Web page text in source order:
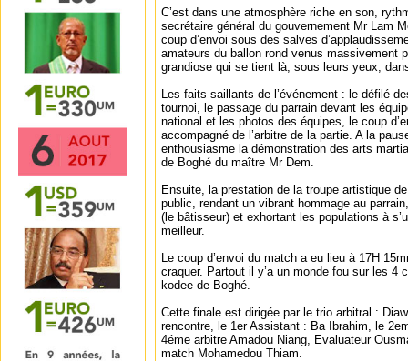
C’est dans une atmosphère riche en son,
secrétaire général du gouvernement Mr Lam
coup d’envoi sous des salves
amateurs du ballon rond venus massivement
grandiose qui se tient là, sous leurs yeux,
Les faits saillants de l’événement : le défilé
tournoi, le passage du parrain devant les
national et les photos des équipes, le coup
accompagné de l’arbitre de la partie. A la
enthousiasme la démonstration des arts
de Boghé du maître Mr Dem.
Ensuite, la prestation de la troupe artistique
public, rendant un vibrant hommage au
(le bâtisseur) et exhortant les populations à
meilleur.
Le coup d’envoi du match a eu lieu à 17H
craquer. Partout il y’a un monde fou sur les 4
kodee de Boghé.
Cette finale est dirigée par le trio arbitral :
rencontre, le 1er Assistant : Ba Ibrahim, le
4éme arbitre Amadou Niang, Evaluateur
match Mohamedou Thiam.